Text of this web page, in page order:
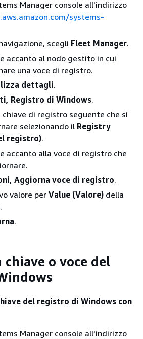
Manager console all'indirizzo
systems-
scegli Fleet Manager.
accanto al nodo gestito in cui
una voce di registro.
dettagli.
Registro di Windows.
chiave di registro seguente che si
selezionando il Registry
registro).
accanto alla voce di registro che
Aggiorna voce di registro.
valore per Value (Valore) della
.
o voce del
del registro di Windows con
Manager console all'indirizzo